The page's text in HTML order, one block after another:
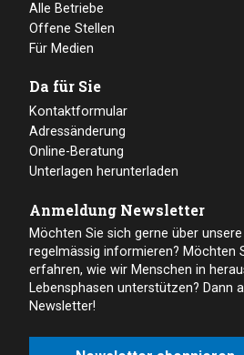
Alle Betriebe
Offene Stellen
Für Medien
Da für Sie
Kontaktformular
Adressänderung
Online-Beratung
Unterlagen herunterladen
Anmeldung Newsletter
Möchten Sie sich gerne über
regelmässig informieren? Möchten
erfahren, wie wir Menschen in
Lebensphasen unterstützen? Dann
Newsletter!